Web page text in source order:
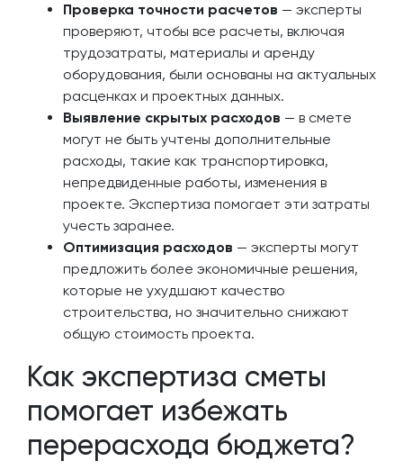
Проверка точности расчетов — эксперты
проверяют, чтобы все расчеты, включая
трудозатраты, материалы и аренду
оборудования, были основаны на актуальных
расценках и проектных данных.
Выявление скрытых расходов — в смете
могут не быть учтены дополнительные
расходы, такие как транспортировка,
непредвиденные работы, изменения в
проекте. Экспертиза помогает эти затраты
учесть заранее.
Оптимизация расходов — эксперты могут
предложить более экономичные решения,
которые не ухудшают качество
строительства, но значительно снижают
общую стоимость проекта.
Как экспертиза сметы
помогает избежать
перерасхода бюджета?